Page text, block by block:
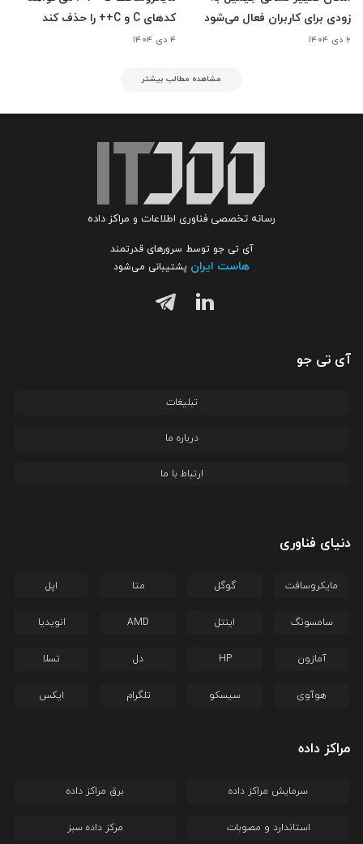
زودی برای کاربران فعال می‌شود
۶ دی ۱۴۰۴
کدهای C و C++ را حذف کند
۴ دی ۱۴۰۴
مشاهده مطالب بیشتر
رسانه تخصصی فناوری اطلاعات و مراکز داده
آی تی جو توسط سرورهای قدرتمند
هاست ایران پشتیبانی می‌شود
آی تی جو
تبلیغات
درباره ما
ارتباط با ما
دنیای فناوری
مایکروسافت گوگل متا اپل
سامسونگ اینتل AMD انویدیا
آمازون HP دل تسلا
هوآوی سیسکو تلگرام ایکس
مراکز داده
سرمایش مراکز داده برق مراکز داده
استاندارد و مصوبات مرکز داده سبز